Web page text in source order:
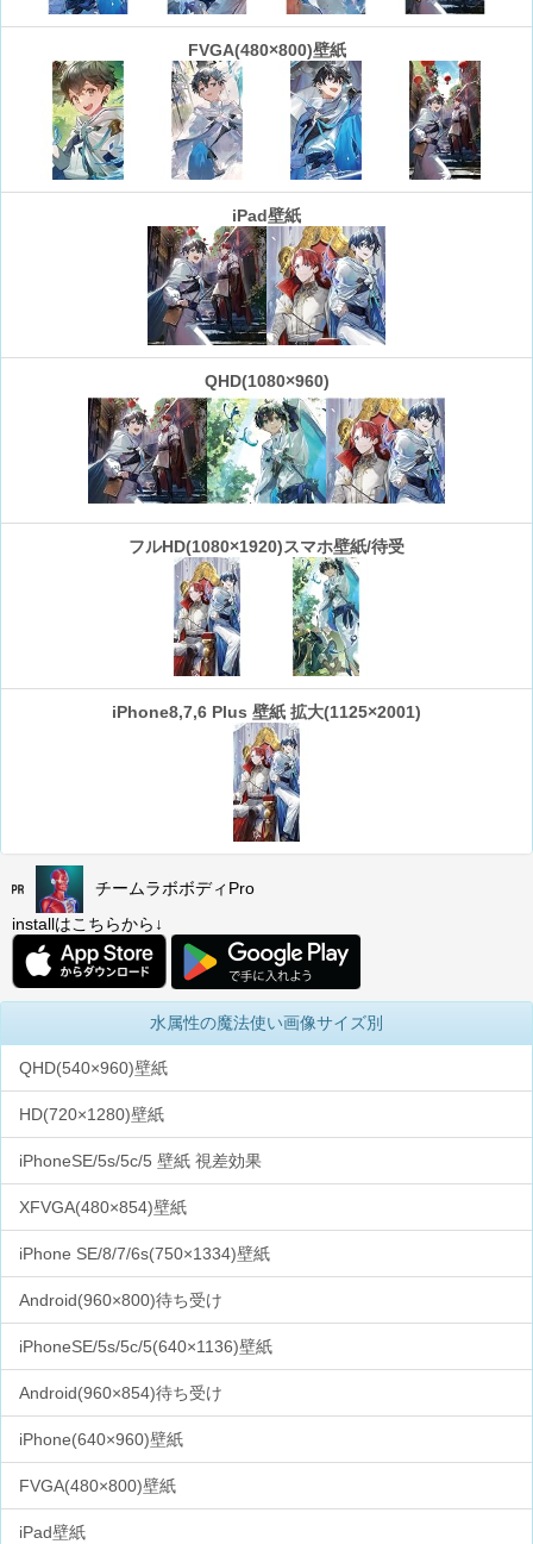
FVGA(480×800)壁紙
iPad壁紙
QHD(1080×960)
フルHD(1080×1920)スマホ壁紙/待受
iPhone8,7,6 Plus 壁紙 拡大(1125×2001)
チームラボボディPro
installはこちらから↓
水属性の魔法使い画像サイズ別
QHD(540×960)壁紙
HD(720×1280)壁紙
iPhoneSE/5s/5c/5 壁紙 視差効果
XFVGA(480×854)壁紙
iPhone SE/8/7/6s(750×1334)壁紙
Android(960×800)待ち受け
iPhoneSE/5s/5c/5(640×1136)壁紙
Android(960×854)待ち受け
iPhone(640×960)壁紙
FVGA(480×800)壁紙
iPad壁紙